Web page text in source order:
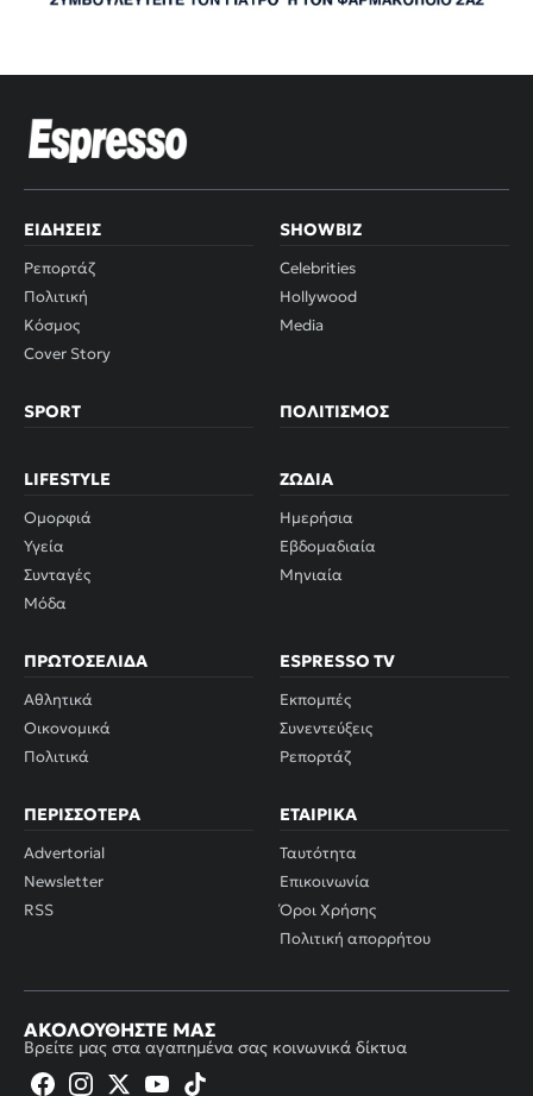
ΕΙΔΉΣΕΙΣ
Ρεπορτάζ
Πολιτική
Κόσμος
Cover Story
SHOWBIZ
Celebrities
Hollywood
Media
SPORT ΠΟΛΙΤΙΣΜΌΣ
LIFESTYLE
Ομορφιά
Υγεία
Συνταγές
Μόδα
ΖΏΔΙΑ
Ημερήσια
Εβδομαδιαία
Μηνιαία
ΠΡΩΤΟΣΈΛΙΔΑ
Αθλητικά
Οικονομικά
Πολιτικά
ESPRESSO TV
Εκπομπές
Συνεντεύξεις
Ρεπορτάζ
ΠΕΡΙΣΣΌΤΕΡΑ
Advertorial
Newsletter
RSS
ΕΤΑΙΡΙΚΆ
Ταυτότητα
Επικοινωνία
Όροι Χρήσης
Πολιτική απορρήτου
ΑΚΟΛΟΥΘΉΣΤΕ ΜΑΣ
Βρείτε μας στα αγαπημένα σας κοινωνικά δίκτυα